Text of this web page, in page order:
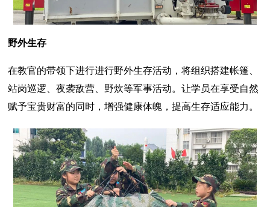
野外生存
在教官的带领下进行进行野外生存活动，将组织搭建帐篷、
站岗巡逻、夜袭敌营、野炊等军事活动。让学员在享受自然
赋予宝贵财富的同时，增强健康体魄，提高生存适应能力。